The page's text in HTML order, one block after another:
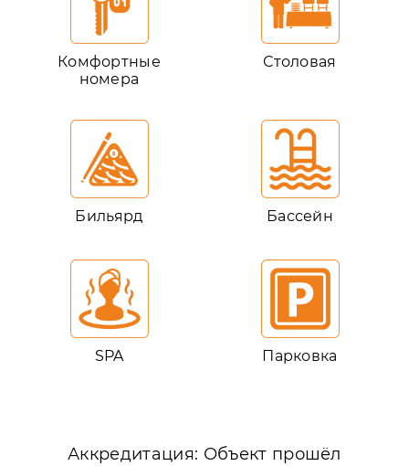
Комфортные
номера
Столовая
Бильярд Бассейн
SPA Парковка
Аккредитация: Объект прошёл